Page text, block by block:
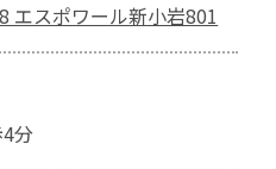
エスポワール新小岩801
分